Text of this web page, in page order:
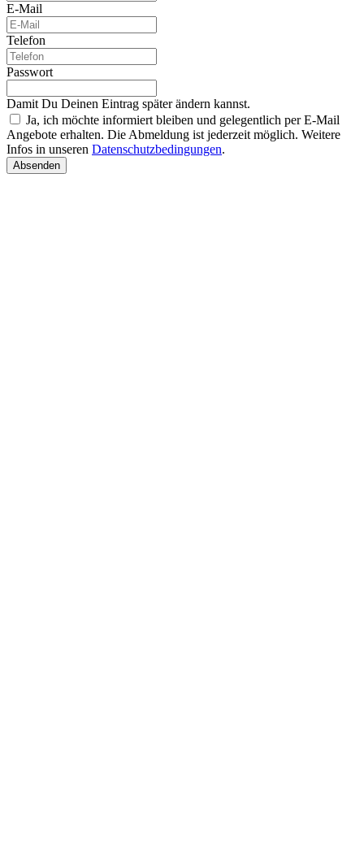
E-Mail
Telefon
Passwort
Damit Du Deinen Eintrag später ändern kannst.
Ja, ich möchte informiert bleiben und gelegentlich per E-Mail
Angebote erhalten. Die Abmeldung ist jederzeit möglich. Weitere
Infos in unseren Datenschutzbedingungen.
Absenden